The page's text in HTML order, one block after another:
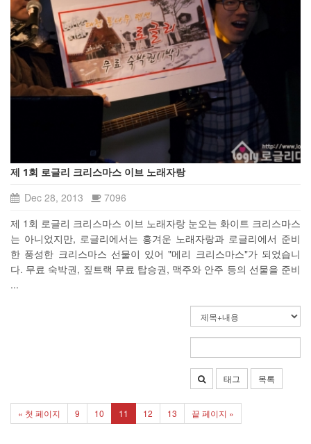
제 1회 로글리 크리스마스 이브 노래자랑
Dec 28, 2013
7096
제 1회 로글리 크리스마스 이브 노래자랑 눈오는 화이트 크리스마스
는 아니었지만, 로글리에서는 흥겨운 노래자랑과 로글리에서 준비
한 풍성한 크리스마스 선물이 있어 "메리 크리스마스"가 되었습니
다. 무료 숙박권, 짚트랙 무료 탑승권, 맥주와 안주 등의 선물을 준비
...
태그 목록
« 첫 페이지 9 10 11 12 13 끝 페이지 »